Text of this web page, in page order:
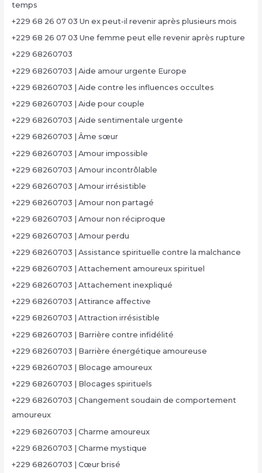
temps
+229 68 26 07 03 Un ex peut-il revenir après plusieurs mois
+229 68 26 07 03 Une femme peut elle revenir après rupture
+229 68260703
+229 68260703 | Aide amour urgente Europe
+229 68260703 | Aide contre les influences occultes
+229 68260703 | Aide pour couple
+229 68260703 | Aide sentimentale urgente
+229 68260703 | Âme sœur
+229 68260703 | Amour impossible
+229 68260703 | Amour incontrôlable
+229 68260703 | Amour irrésistible
+229 68260703 | Amour non partagé
+229 68260703 | Amour non réciproque
+229 68260703 | Amour perdu
+229 68260703 | Assistance spirituelle contre la malchance
+229 68260703 | Attachement amoureux spirituel
+229 68260703 | Attachement inexpliqué
+229 68260703 | Attirance affective
+229 68260703 | Attraction irrésistible
+229 68260703 | Barrière contre infidélité
+229 68260703 | Barrière énergétique amoureuse
+229 68260703 | Blocage amoureux
+229 68260703 | Blocages spirituels
+229 68260703 | Changement soudain de comportement
amoureux
+229 68260703 | Charme amoureux
+229 68260703 | Charme mystique
+229 68260703 | Cœur brisé